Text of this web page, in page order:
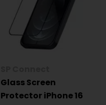
Glass Screen
Protector iPhone 16